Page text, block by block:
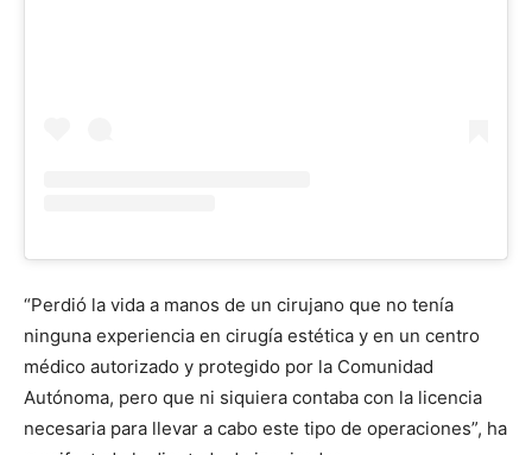
“Perdió la vida a manos de un cirujano que no tenía
ninguna experiencia en cirugía estética y en un centro
médico autorizado y protegido por la Comunidad
Autónoma, pero que ni siquiera contaba con la licencia
necesaria para llevar a cabo este tipo de operaciones”, ha